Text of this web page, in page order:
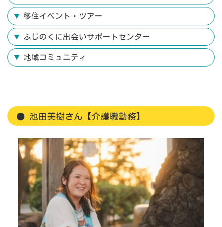
移住イベント・ツアー
ふじのくに出会いサポートセンター
地域コミュニティ
池田美樹さん【介護職勤務】